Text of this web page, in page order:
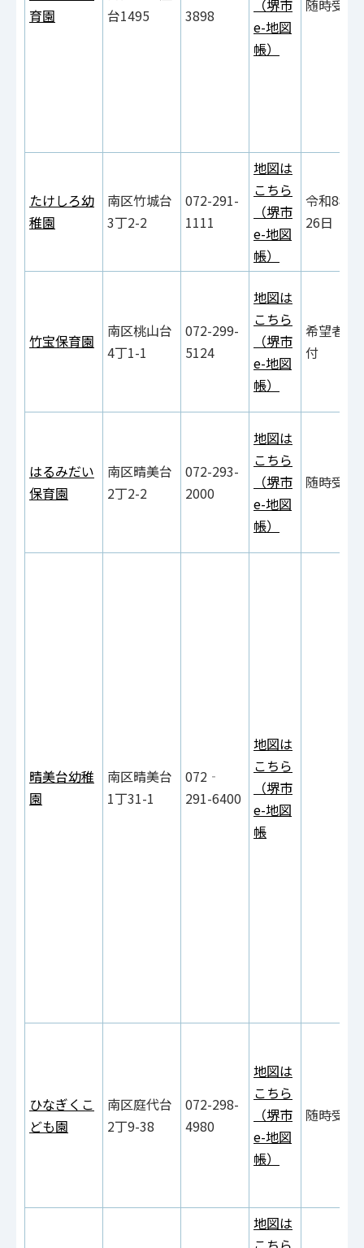
育園
台1495
3898
（堺市
e-地図
帳）
随時受付
たけしろ幼
稚園
南区竹城台
3丁2-2
072-291-
1111
地図は
こちら
（堺市
e-地図
帳）
令和8年9
26日
竹宝保育園
南区桃山台
4丁1-1
072-299-
5124
地図は
こちら
（堺市
e-地図
帳）
希望者は
付
はるみだい
保育園
南区晴美台
2丁2-2
072-293-
2000
地図は
こちら
（堺市
e-地図
帳）
随時受付
晴美台幼稚
園
南区晴美台
1丁31-1
072‐
291-6400
地図は
こちら
（堺市
e-地図
帳
ひなぎくこ
ども園
南区庭代台
2丁9-38
072-298-
4980
地図は
こちら
（堺市
e-地図
帳）
随時受付
地図は